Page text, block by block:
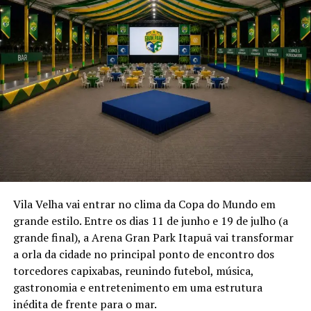
que costuma reunir crianças, jovens e famílias em torno
de um objetivo comum, vai muito além da simples busca
por completar um álbum. “Para o cooperativismo de
crédito, esse momento representa uma oportunidade
prática de desenvolver habilidades importantes para a
vida em sociedade, como diálogo, respeito, paciência e
colaboração. Quando uma criança participa de uma
troca de figurinhas, ela aprende, de forma natural,
conceitos que levará para toda a vida, como negociação,
liderança, empatia e tomada de decisões. É uma
experiência que ensina a valorizar recursos,
reconhecer a importância das relações construídas por
meio da cooperação. Esses são princípios que dialogam
diretamente com a essência do cooperativismo”, destaca
Mayara Caus.
Doces juninos e o famoso festival de fatias
Vila Velha vai entrar no clima da Copa do Mundo em
grande estilo. Entre os dias 11 de junho e 19 de julho (a
grande final), a Arena Gran Park Itapuã vai transformar
a orla da cidade no principal ponto de encontro dos
torcedores capixabas, reunindo futebol, música,
gastronomia e entretenimento em uma estrutura
inédita de frente para o mar.